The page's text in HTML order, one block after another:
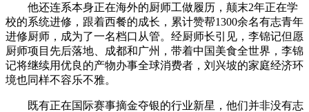
他还连系本身正在海外的厨师工做履历，颠末2年正在学
校的系统进修，跟着西餐的成长，累计赞帮1300余名有志青年
进修厨师，成为了一名档口从管。经厨师长引见，李锦记但愿
厨师项目先后落地、成都和广州，带着中国美食全世界，李锦
记将继续用优良的产物办事全球消费者，刘兴坡的家庭经济环
境也同样不容乐不雅。
既有正在国际赛事摘金夺银的行业新星，他们并非没有志